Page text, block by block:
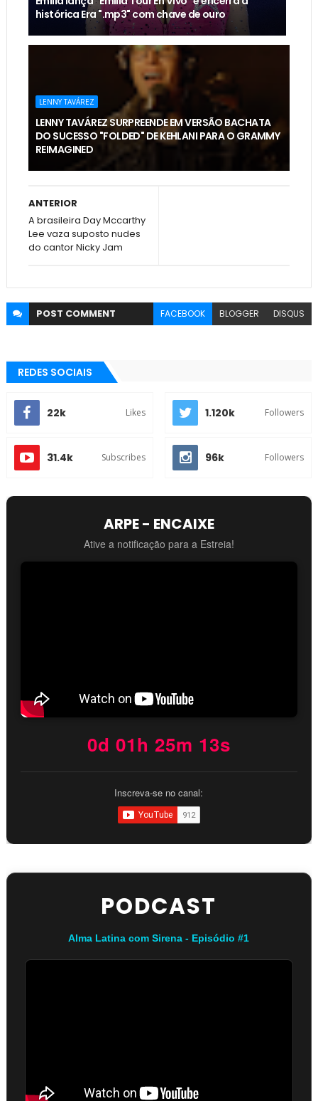
histórica Era ".mp3" com chave de ouro
LENNY TAVÁREZ
LENNY TAVÁREZ SURPREENDE EM VERSÃO BACHATA
DO SUCESSO "FOLDED" DE KEHLANI PARA O GRAMMY
REIMAGINED
ANTERIOR
A brasileira Day Mccarthy
Lee vaza suposto nudes
do cantor Nicky Jam
POST COMMENT FACEBOOK BLOGGER DISQUS
REDES SOCIAIS
22k Likes 1.120k Followers
31.4k Subscribes 96k Followers
ARPE - ENCAIXE
Ative a notificação para a Estreia!
0d 01h 25m 12s
Inscreva-se no canal:
PODCAST
Alma Latina com Sirena - Episódio #1